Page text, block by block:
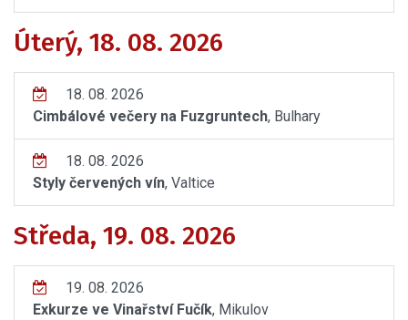
Úterý, 18. 08. 2026
18. 08. 2026
Cimbálové večery na Fuzgruntech, Bulhary
18. 08. 2026
Styly červených vín, Valtice
Středa, 19. 08. 2026
19. 08. 2026
Exkurze ve Vinařství Fučík, Mikulov